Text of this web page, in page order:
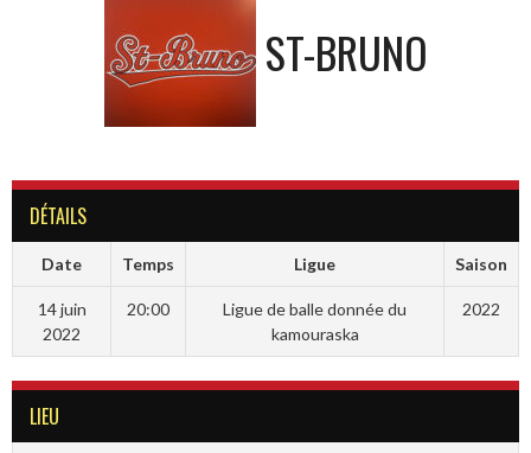
ST-BRUNO
DÉTAILS
Date Temps Ligue Saison
14 juin
2022
20:00
Ligue de balle donnée du
kamouraska
2022
LIEU